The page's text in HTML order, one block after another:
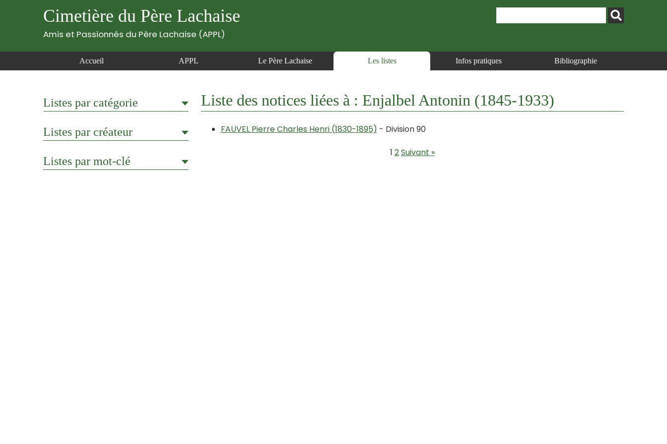
Cimetière du Père Lachaise
Amis et Passionnés du Père Lachaise (APPL)
Accueil APPL Le Père Lachaise Les listes Infos pratiques Bibliographie
Listes par catégorie
Listes par créateur
Listes par mot-clé
Liste des notices liées à : Enjalbel Antonin (1845-1933)
FAUVEL Pierre Charles Henri (1830-1895) - Division 90
1 2Suivant »